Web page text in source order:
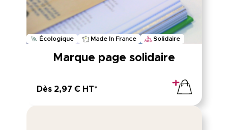
Écologique Made In France Solidaire
Marque page solidaire
Dès 2,97 € HT*